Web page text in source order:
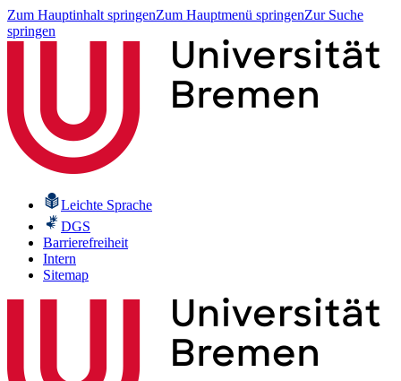
Zum Hauptinhalt springenZum Hauptmenü springenZur Suche
springen
Leichte Sprache
DGS
Barrierefreiheit
Intern
Sitemap